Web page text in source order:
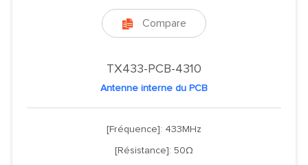
 Compare
TX433-PCB-4310
Antenne interne du PCB
[Fréquence]: 433MHz
[Résistance]: 50Ω